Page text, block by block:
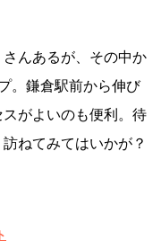
んあるが、その中か
。鎌倉駅前から伸び
がよいのも便利。待
ねてみてはいかが？